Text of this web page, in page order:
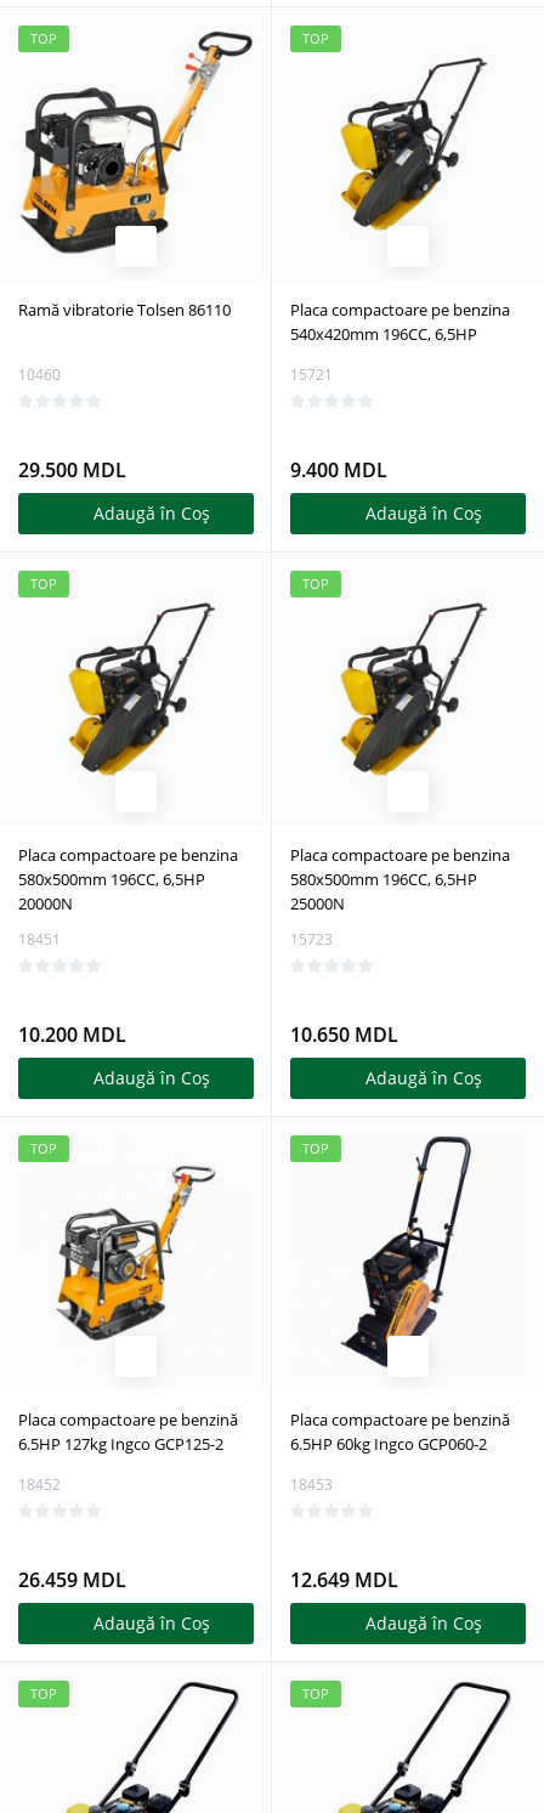
TOP
Ramă vibratorie Tolsen 86110
10460
29.500 MDL
Adaugă în Coş
TOP
Placa compactoare pe benzina
540x420mm 196СС, 6,5НР
15721
9.400 MDL
Adaugă în Coş
TOP
Placa compactoare pe benzina
580x500mm 196СС, 6,5НР
20000N
18451
10.200 MDL
Adaugă în Coş
TOP
Placa compactoare pe benzina
580x500mm 196СС, 6,5НР
25000N
15723
10.650 MDL
Adaugă în Coş
TOP
Placa compactoare pe benzină
6.5HP 127kg Ingco GCP125-2
18452
26.459 MDL
Adaugă în Coş
TOP
Placa compactoare pe benzină
6.5HP 60kg Ingco GCP060-2
18453
12.649 MDL
Adaugă în Coş
TOP TOP